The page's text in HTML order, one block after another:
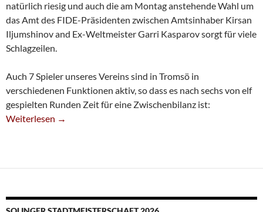
natürlich riesig und auch die am Montag anstehende Wahl um
das Amt des FIDE-Präsidenten zwischen Amtsinhaber Kirsan
Iljumshinov and Ex-Weltmeister Garri Kasparov sorgt für viele
Schlagzeilen.
Auch 7 Spieler unseres Vereins sind in Tromsö in
verschiedenen Funktionen aktiv, so dass es nach sechs von elf
gespielten Runden Zeit für eine Zwischenbilanz ist:
Sieben SG-Spieler Bei Der Schach-Olympiade In Tromsö
Weiterlesen →